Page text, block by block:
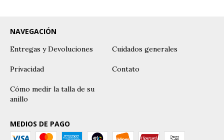
NAVEGACIÓN
Entregas y Devoluciones Cuidados generales
Privacidad Contato
Cómo medir la talla de su
anillo
MEDIOS DE PAGO